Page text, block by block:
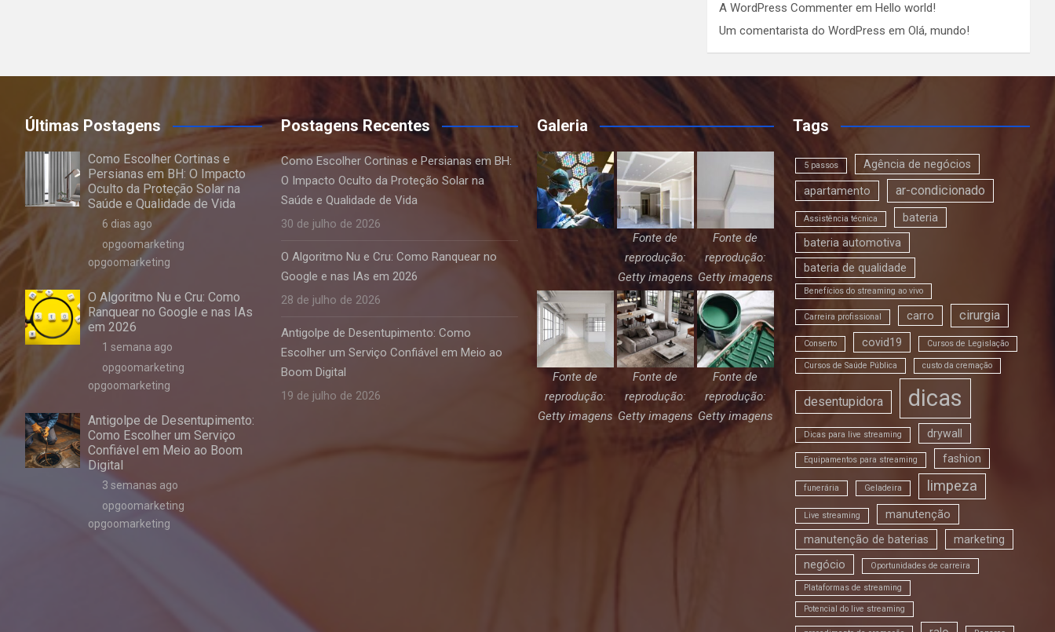
A WordPress Commenter emHello world!
Um comentarista do WordPress emOlá, mundo!
Últimas Postagens
Como Escolher Cortinas e
Persianas em BH: O Impacto
Oculto da Proteção Solar na
Saúde e Qualidade de Vida
6 dias ago
opgoomarketing
opgoomarketing
O Algoritmo Nu e Cru: Como
Ranquear no Google e nas IAs
em 2026
1 semana ago
opgoomarketing
opgoomarketing
Antigolpe de Desentupimento:
Como Escolher um Serviço
Confiável em Meio ao Boom
Digital
3 semanas ago
opgoomarketing
opgoomarketing
Postagens Recentes
Como Escolher Cortinas e Persianas em BH:
O Impacto Oculto da Proteção Solar na
Saúde e Qualidade de Vida
30 de julho de 2026
O Algoritmo Nu e Cru: Como Ranquear no
Google e nas IAs em 2026
28 de julho de 2026
Antigolpe de Desentupimento: Como
Escolher um Serviço Confiável em Meio ao
Boom Digital
19 de julho de 2026
Galeria
Fonte de
reprodução:
Getty imagens
Fonte de
reprodução:
Getty imagens
Fonte de
reprodução:
Getty imagens
Fonte de
reprodução:
Getty imagens
Fonte de
reprodução:
Getty imagens
Tags
5 passos Agência de negócios
apartamento ar-condicionado
Assistência técnica
bateria
bateria automotiva
bateria de qualidade
Benefícios do streaming ao vivo
Carreira profissional carro cirurgia
Conserto covid19 Cursos de Legislação
Cursos de Saúde Pública custo da cremação
desentupidora dicas
Dicas para live streaming drywall
Equipamentos para streaming fashion
funerária Geladeira limpeza
Live streaming
manutenção
manutenção de baterias
marketing
negócio
Oportunidades de carreira
Plataformas de streaming
Potencial do live streaming